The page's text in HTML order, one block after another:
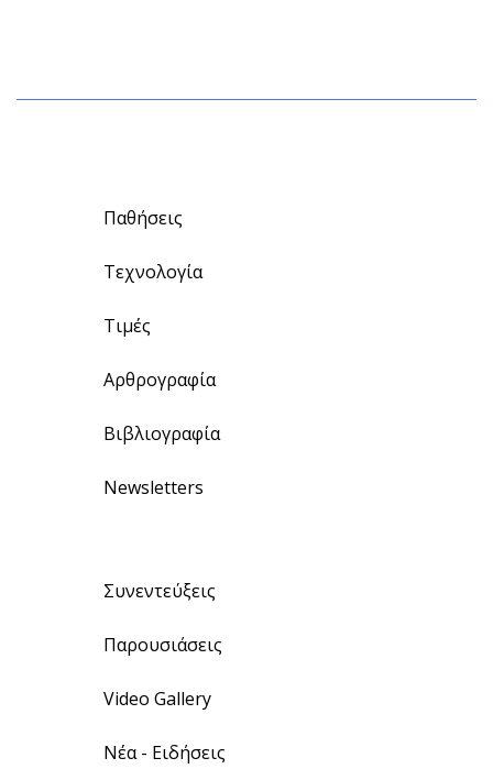
Παθήσεις
Τεχνολογία
Τιμές
Αρθρογραφία
Βιβλιογραφία
Newsletters
Συνεντεύξεις
Παρουσιάσεις
Video Gallery
Νέα - Ειδήσεις